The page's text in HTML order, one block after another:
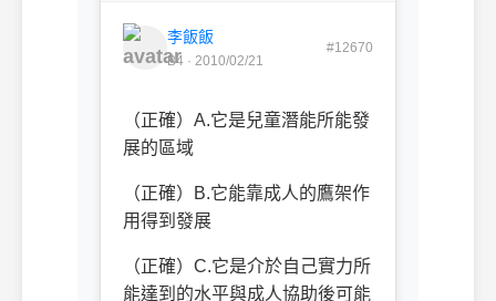
李飯飯
B4 · 2010/02/21
#12670
（正確）A.它是兒童潛能所能發
展的區域
（正確）B.它能靠成人的鷹架作
用得到發展
（正確）C.它是介於自己實力所
能達到的水平與成人協助後可能